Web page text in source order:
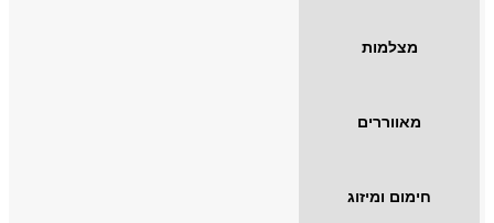
מצלמות
מאווררים
חימום ומיזוג